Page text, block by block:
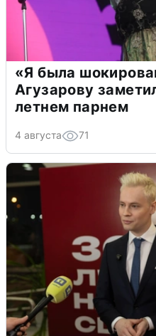
«Я была
Агузарову
летнем парнем
4 августа 71